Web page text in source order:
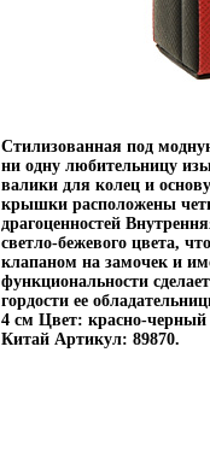
Стилизованная под
ни одну любительницу
валики для колец и
крышки расположены
драгоценностей
светло-бежевого цвета,
клапаном на замочек и
функциональности
гордости ее
4 см Цвет: красно-черный
Китай Артикул: 89870.